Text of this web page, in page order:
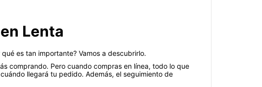
Lenta
es tan importante? Vamos a descubrirlo.
comprando. Pero cuando compras en línea, todo lo que
llegará tu pedido. Además, el seguimiento de